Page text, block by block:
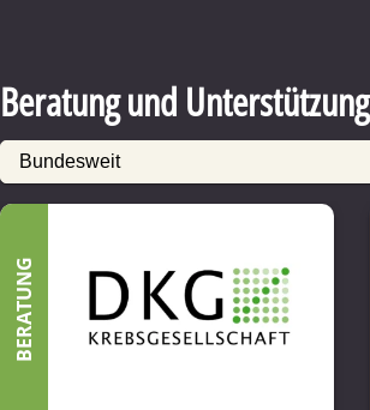
Beratung und Unterstützung
BERATUNG